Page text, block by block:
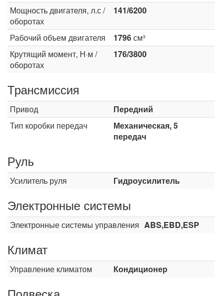
Мощность двигателя, л.с /
оборотах
141/6200
Рабочий объем двигателя 1796см³
Крутящий момент, Н·м /
оборотах
176/3800
Трансмиссия
Привод
Передний
Тип коробки передач
Механическая, 5
передач
Руль
Усилитель руля Гидроусилитель
Электронные системы
Электронные системы управления ABS,EBD,ESP
Климат
Управление климатом Кондиционер